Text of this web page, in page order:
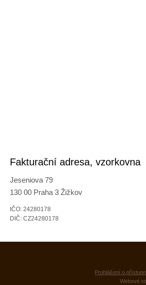
Fakturační adresa, vzorkovna
Jeseniova 79
130 00 Praha 3 Žižkov
IČO: 24280178
DIČ: CZ24280178
Prohlášení o
Webové